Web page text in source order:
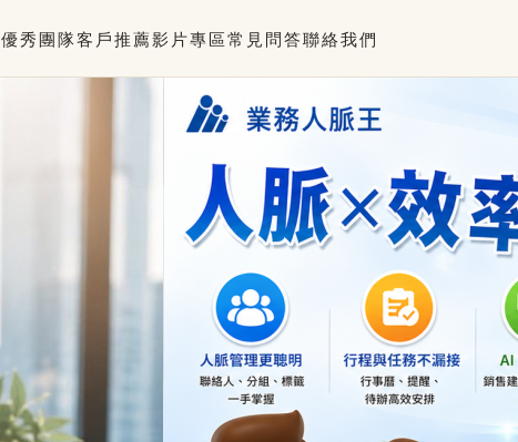
優秀團隊客戶推薦影片專區常見問答聯絡我們